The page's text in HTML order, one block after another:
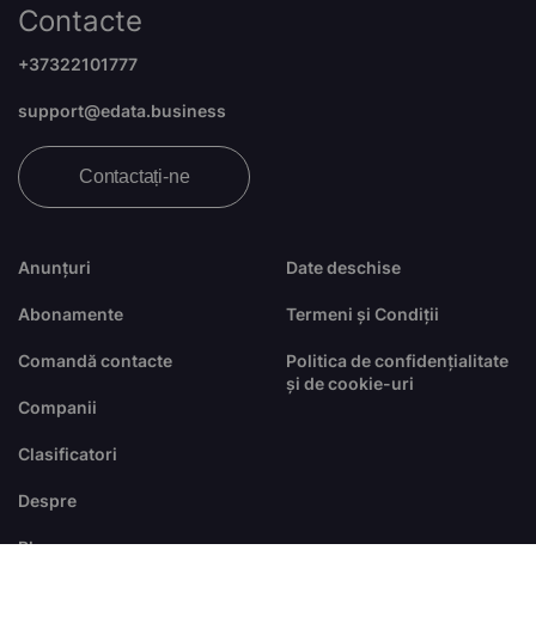
Anunțuri
Abonamente
Comandă contacte
Companii
Clasificatori
Despre
Blog
Date deschise
Termeni și Condiții
Politica de confidențialitate
și de cookie-uri
Contacte
+37322101777
support@edata.business
Contactați-ne